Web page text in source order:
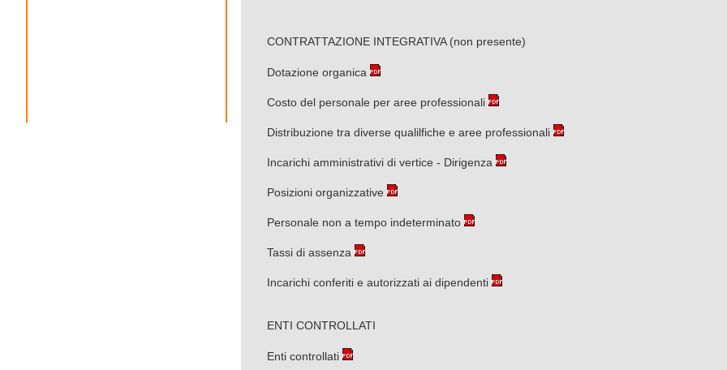
CONTRATTAZIONE INTEGRATIVA (non presente)
Dotazione organica
Costo del personale per aree professionali
Distribuzione tra diverse qualilfiche e aree professionali
Incarichi amministrativi di vertice - Dirigenza
Posizioni organizzative
Personale non a tempo indeterminato
Tassi di assenza
Incarichi conferiti e autorizzati ai dipendenti
ENTI CONTROLLATI
Enti controllati